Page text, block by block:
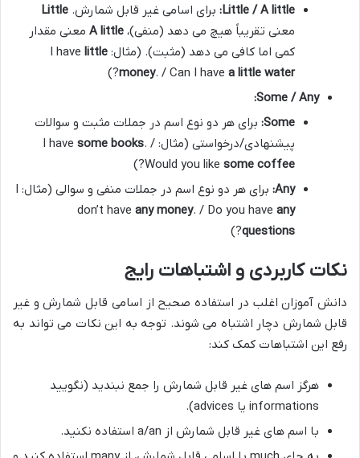
Little / A little: برای اسامی غیر قابل شمارش. Little
معنی تقریباً هیچ می دهد (منفی)، A little معنی مقدار
کمی اما کافی می دهد (مثبت). (مثال: I have little
money. / Can I have a little water
?)
Some / Any:
Some: برای هر دو نوع اسم در جملات مثبت و سوالات
پیشنهادی/درخواستی (مثال: I have
some books. /
Would you like some coffee
?)
Any:
برای هر دو نوع اسم در جملات منفی و سوالی (مثال: I
don’t have any money. / Do you have any
questions
?)
نکات کاربردی و اشتباهات رایج
دانش آموزان اغلب در استفاده صحیح از اسامی قابل شمارش و غیر
قابل شمارش دچار اشتباه می شوند. توجه به این نکات می تواند به
رفع این اشتباهات کمک کند:
هرگز اسم های غیر قابل شمارش را جمع نبندید (نگویید
informations یا advices).
با اسم های غیر قابل شمارش از a/an استفاده نکنید.